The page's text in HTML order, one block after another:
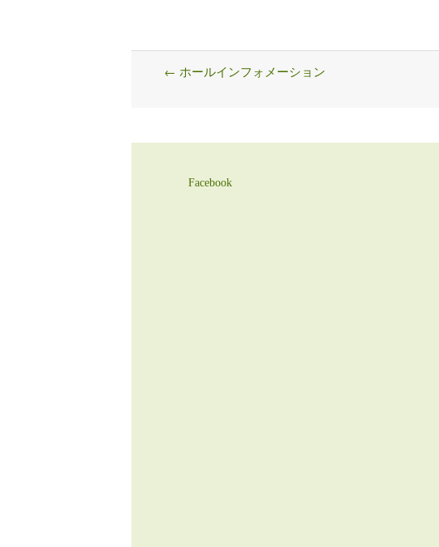
Post
← ホールインフォメーション
Facebook